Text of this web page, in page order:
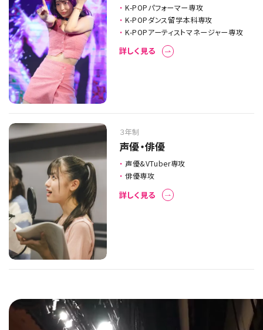
K-POPパフォーマー専攻
K-POPダンス留学本科専攻
K-POPアーティストマネージャー専攻
詳しく見る
３年制
声優・俳優
声優&VTuber専攻
俳優専攻
詳しく見る